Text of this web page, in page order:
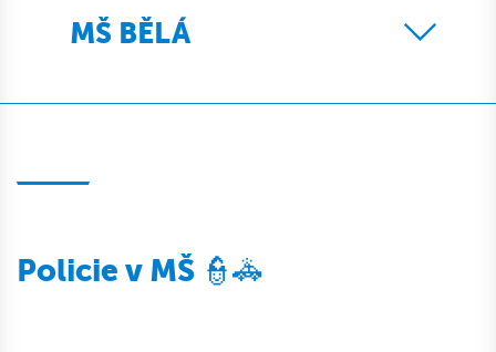
MŠ BĚLÁ
Policie v MŠ 👮‍🚓